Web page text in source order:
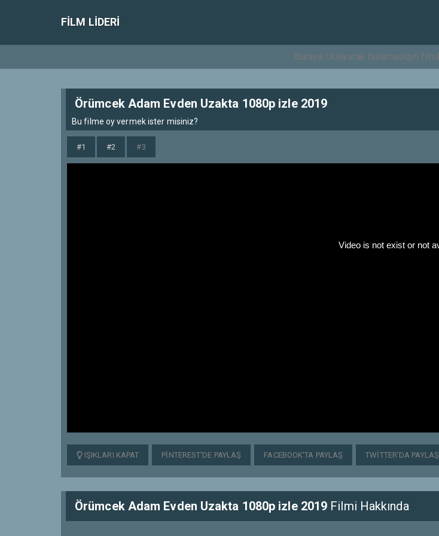
FILM LIDERI
Örümcek Adam Evden Uzakta 1080p izle 2019
Bu filme oy vermek ister misiniz?
#1 #2 #3
IŞIKLARI KAPAT PINTEREST'DE PAYLAŞ FACEBOOK'TA PAYLAŞ TWITTER'DA PAYLAŞ
Örümcek Adam Evden Uzakta 1080p izle 2019 Filmi Hakkında